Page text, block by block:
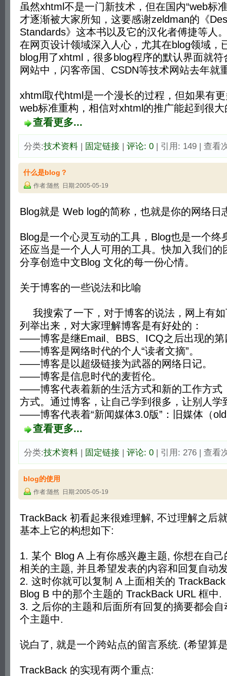
虽然xhtml不是一门新技术，但在国内“web标
才逐渐被大家所知，这要感谢zeldman的《
Standards》这本书以及它的汉化者傅捷等人
在网页设计领域深入人心，尤其在blog领域，
blog用了xhtml，很多blog程序的默认界面就
网站中，闪客帝国、CSDN等技术网站去年就
xhtml取代html是一个漫长的过程，但如果有
web标准重构，相信对xhtml的推广能起到很
查看更多...
分类:技术资料| 固定链接| 评论: 0| 引用: 149 | 查看
什么是blog？
作者:随然 日期:2005-05-19
Blog就是 Web log的简称，也就是你的网络日
Blog是一个心灵互动的工具，Blog也是一个终
还应当是一个人人可用的工具。快加入我们的
分享创造中文Blog 文化的每一份心情。
关于博客的一些说法和比喻
我搜索了一下，对于博客的说法，网上有如
列举出来，对大家理解博客是有好处的：
——博客是继Email、BBS、ICQ之后出现的第
——博客是网络时代的个人“读者文摘”。
——博客是以超级链接为武器的网络日记。
——博客是信息时代的麦哲伦。
——博客代表着新的生活方式和新的工作方式
方式。通过博客，让自己学到很多，让别人学
——博客代表着“新闻媒体3.0版”：旧媒体（
查看更多...
分类:技术资料| 固定链接| 评论: 0| 引用: 276 | 查看
blog的使用
作者:随然 日期:2005-05-19
TrackBack 初看起来很难理解, 不过理解之后
基本上它的构想如下:
1. 某个 Blog A 上有你感兴趣主题, 你想在自
相关的主题, 并且希望发表的内容和回复自动
2. 这时你就可以复制 A 上面相关的
Blog B 中的那个主题的 TrackBack URL 框中.
3. 之后你的主题和后面所有回复的摘要都会自
个主题中.
说白了, 就是一个跨站点的留言系统. (希望算
TrackBack 的实现有两个重点: